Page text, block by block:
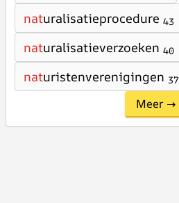
naturalisatieprocedure 43
naturalisatieverzoeken 40
naturistenverenigingen 37
Meer →